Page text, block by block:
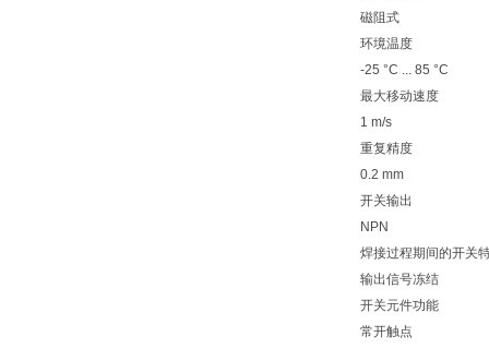
磁阻式
环境温度
-25 °C ... 85 °C
最大移动速度
1 m/s
重复精度
0.2 mm
开关输出
NPN
焊接过程期间的开关
输出信号冻结
开关元件功能
常开触点